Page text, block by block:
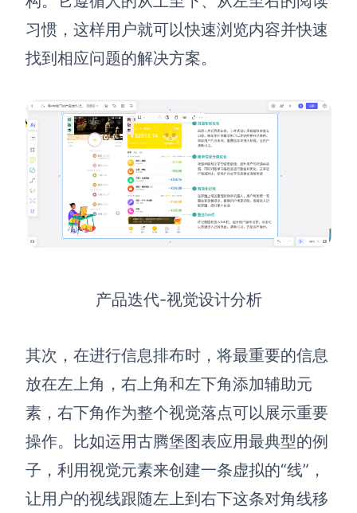
习惯，这样用户就可以快速浏览内容并快速
找到相应问题的解决方案。
产品迭代-视觉设计分析
其次，在进行信息排布时，将最重要的信息
放在左上角，右上角和左下角添加辅助元
素，右下角作为整个视觉落点可以展示重要
操作。比如运用古腾堡图表应用最典型的例
子，利用视觉元素来创建一条虚拟的“线”，
让用户的视线跟随左上到右下这条对角线移